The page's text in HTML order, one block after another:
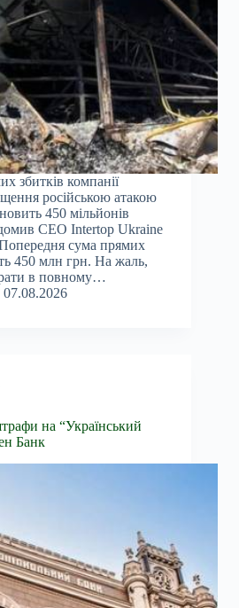
збитків компанії
російською атакою
450 мільйонів
CEO Intertop Ukraine
сума прямих
450 млн грн. На жаль,
в повному…
07.08.2026
на “Український
Банк